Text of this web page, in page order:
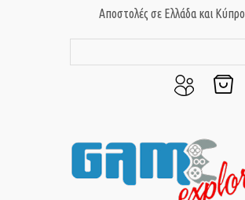
Αποστολές σε Ελλάδα και Κύπρο
μου